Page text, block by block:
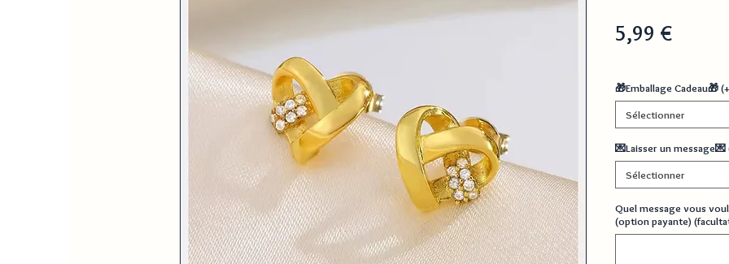
5,99 €Prix
🎁Emballage Cadeau🎁
Sélectionner
💌Laisser un message💌
Sélectionner
Quel message vous
(option payante)